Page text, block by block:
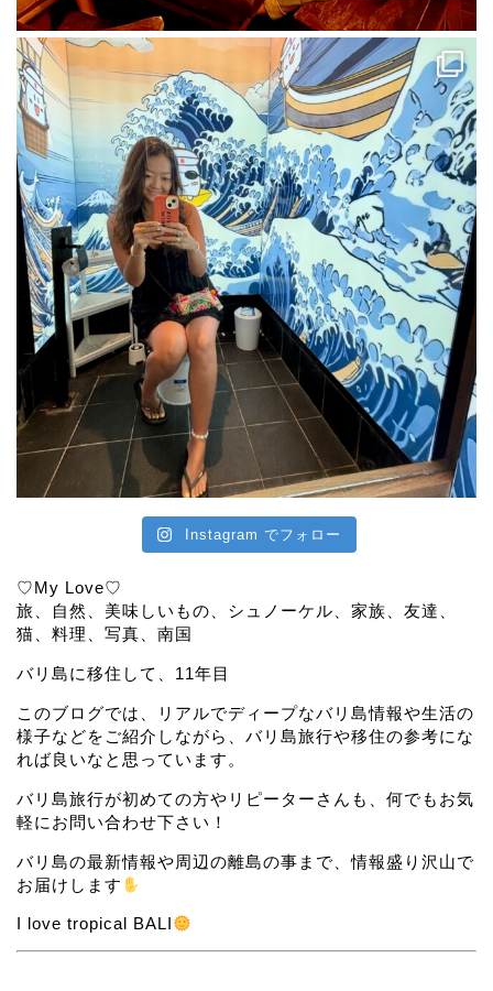
Instagram でフォロー
♡My Love♡
旅、自然、美味しいもの、シュノーケル、家族、友達、
猫、料理、写真、南国
バリ島に移住して、11年目
このブログでは、リアルでディープなバリ島情報や生活の
様子などをご紹介しながら、バリ島旅行や移住の参考にな
れば良いなと思っています。
バリ島旅行が初めての方やリピーターさんも、何でもお気
軽にお問い合わせ下さい！
バリ島の最新情報や周辺の離島の事まで、情報盛り沢山で
お届けします
I love tropical BALI